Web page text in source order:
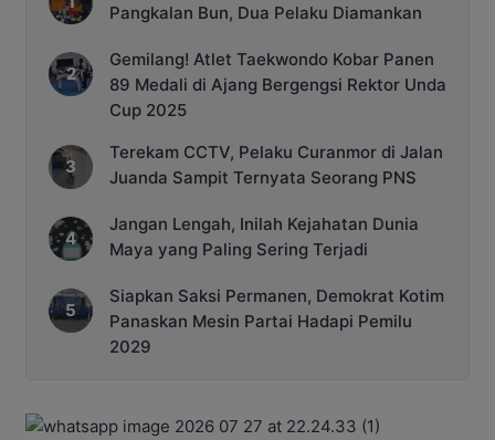
Pangkalan Bun, Dua Pelaku Diamankan
Gemilang! Atlet Taekwondo Kobar Panen
89 Medali di Ajang Bergengsi Rektor Unda
Cup 2025
Terekam CCTV, Pelaku Curanmor di Jalan
Juanda Sampit Ternyata Seorang PNS
Jangan Lengah, Inilah Kejahatan Dunia
Maya yang Paling Sering Terjadi
Siapkan Saksi Permanen, Demokrat Kotim
Panaskan Mesin Partai Hadapi Pemilu
2029